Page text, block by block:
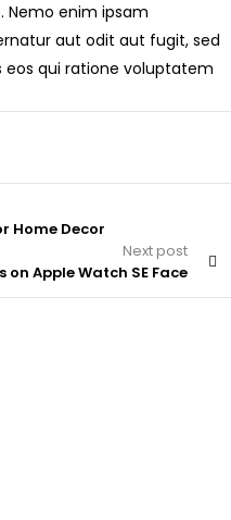
Nemo enim ipsam
aut odit aut fugit, sed
qui ratione voluptatem
Home Decor
Next post
on Apple Watch SE Face